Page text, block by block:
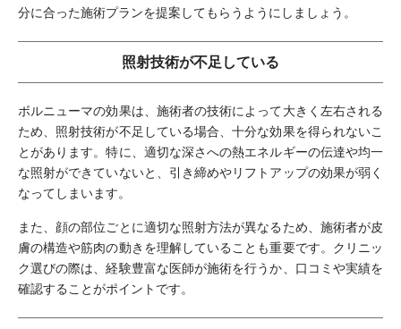
分に合った施術プランを提案してもらうようにしましょう。
照射技術が不足している
ボルニューマの効果は、施術者の技術によって大きく左右される
ため、照射技術が不足している場合、十分な効果を得られないこ
とがあります。特に、適切な深さへの熱エネルギーの伝達や均一
な照射ができていないと、引き締めやリフトアップの効果が弱く
なってしまいます。
また、顔の部位ごとに適切な照射方法が異なるため、施術者が皮
膚の構造や筋肉の動きを理解していることも重要です。クリニッ
ク選びの際は、経験豊富な医師が施術を行うか、口コミや実績を
確認することがポイントです。